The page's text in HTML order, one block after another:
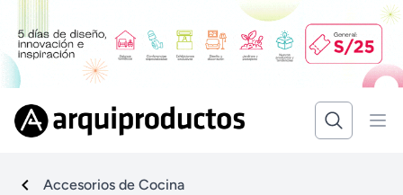
Accesorios de Cocina